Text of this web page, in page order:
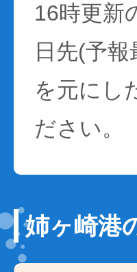
16時更新
日先(予
を元にし
ださい。
姉ヶ崎港